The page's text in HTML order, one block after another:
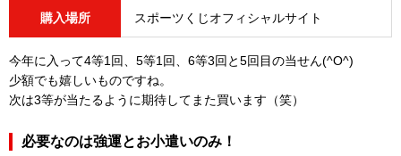
購入場所 スポーツくじオフィシャルサイト
今年に入って4等1回、5等1回、6等3回と5回目の当せん(^O^)
少額でも嬉しいものですね。
次は3等が当たるように期待してまた買います（笑）
必要なのは強運とお小遣いのみ！